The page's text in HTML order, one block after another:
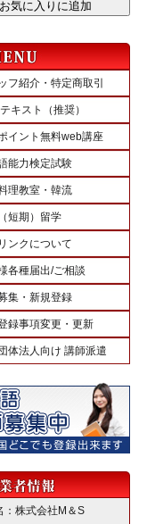
フ紹介・特定商取引
キスト（推奨）
イント無料web講座
能力検定試験
理教室・韓流
短期）留学
ンクについて
各種届出/ご相談
集・新規登録
録事項変更・更新
体法人向け 講師派遣
：株式会社M＆S